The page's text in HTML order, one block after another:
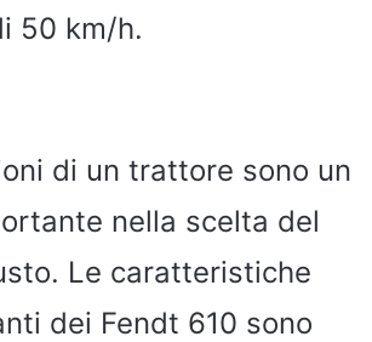
50 km/h.
di un trattore sono un
nella scelta del
Le caratteristiche
dei Fendt 610 sono